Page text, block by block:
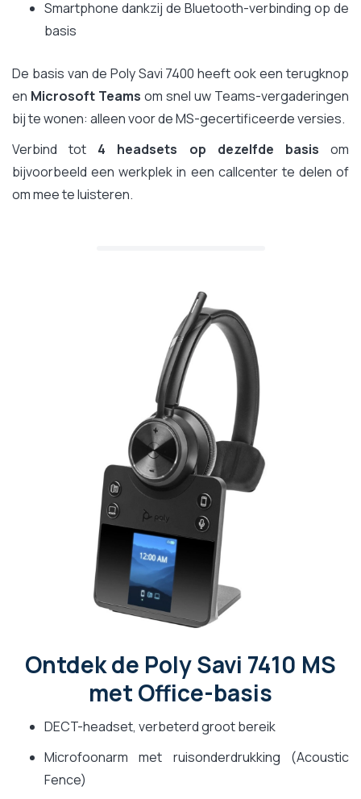
Smartphone dankzij de Bluetooth-verbinding op de
basis
De basis van de Poly Savi 7400 heeft ook een terugknop
en Microsoft Teams om snel uw Teams-vergaderingen
bij te wonen: alleen voor de MS-gecertificeerde versies.
Verbind tot 4 headsets op dezelfde basis om
bijvoorbeeld een werkplek in een callcenter te delen of
om mee te luisteren.
Ontdek de Poly Savi 7410 MS
met Office-basis
DECT-headset, verbeterd groot bereik
Microfoonarm met ruisonderdrukking (Acoustic
Fence)